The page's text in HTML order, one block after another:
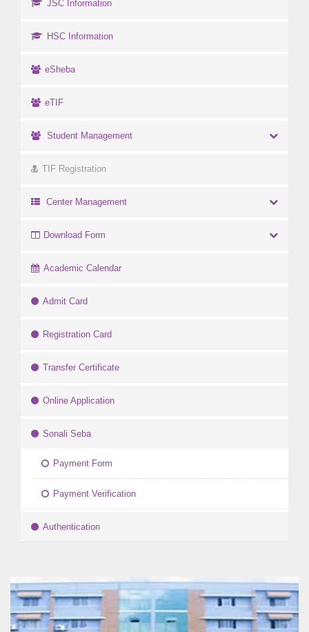
JSC Information
HSC Information
eSheba
eTIF
Student Management
TIF Registration
Center Management
Download Form
Academic Calendar
Admit Card
Registration Card
Transfer Certificate
Online Application
Sonali Seba
Payment Form
Payment Verification
Authentication